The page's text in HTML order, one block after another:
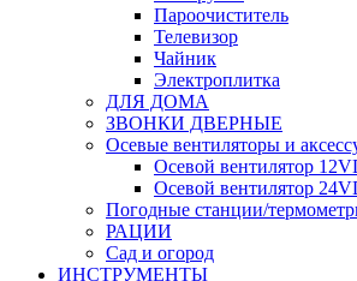
Пароочиститель
Телевизор
Чайник
Электроплитка
ДЛЯ ДОМА
ЗВОНКИ ДВЕРНЫЕ
Осевые вентиляторы и
Осевой вентилятор
Осевой вентилятор
Погодные станции/
РАЦИИ
Сад и огород
ИНСТРУМЕНТЫ